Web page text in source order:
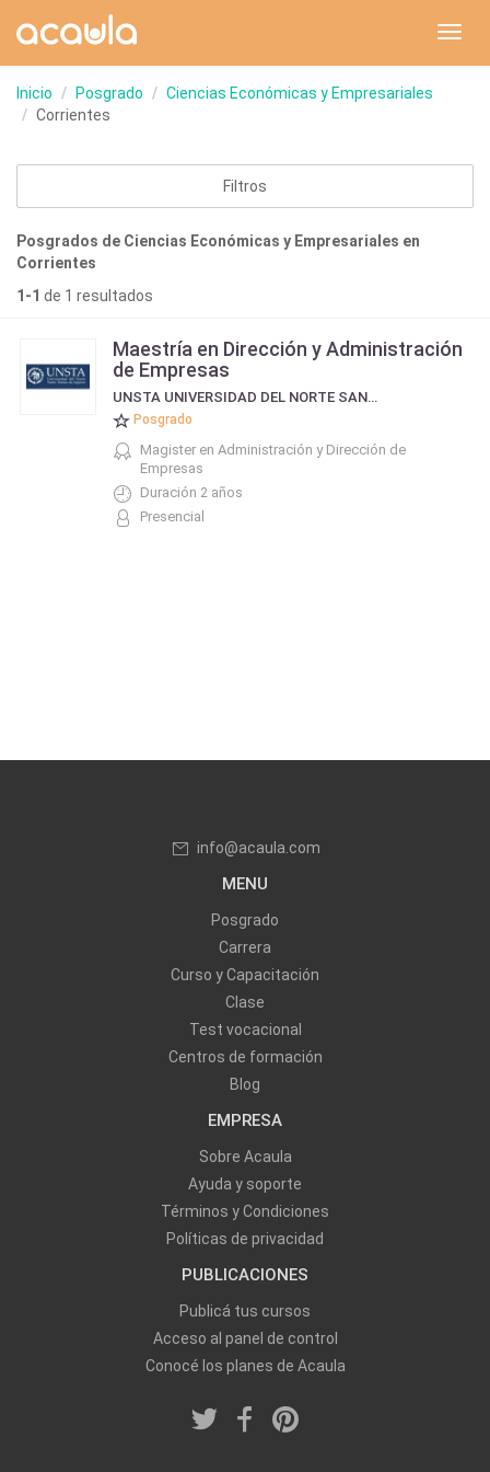
Inicio Posgrado
Ciencias Económicas y Empresariales
Corrientes
Filtros
Posgrados de Ciencias Económicas y Empresariales en
Corrientes
1-1 de 1 resultados
Maestría en Dirección y Administración
de Empresas
UNSTA UNIVERSIDAD DEL NORTE SANTO TOMÁS DE AQUINO
Posgrado
Magister en Administración y Dirección de
Empresas
Duración 2 años
Presencial
info@acaula.com
MENU
Posgrado
Carrera
Curso y Capacitación
Clase
Test vocacional
Centros de formación
Blog
EMPRESA
Sobre Acaula
Ayuda y soporte
Términos y Condiciones
Políticas de privacidad
PUBLICACIONES
Publicá tus cursos
Acceso al panel de control
Conocé los planes de Acaula